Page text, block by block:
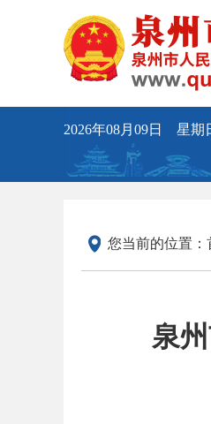
2026年08月09日 星期
您当前的位置：
泉